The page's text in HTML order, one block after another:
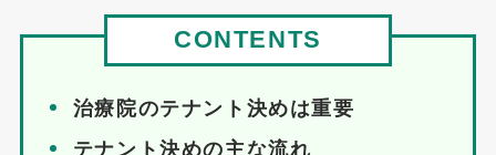
CONTENTS
治療院のテナント決めは重要
テナント決めの主な流れ